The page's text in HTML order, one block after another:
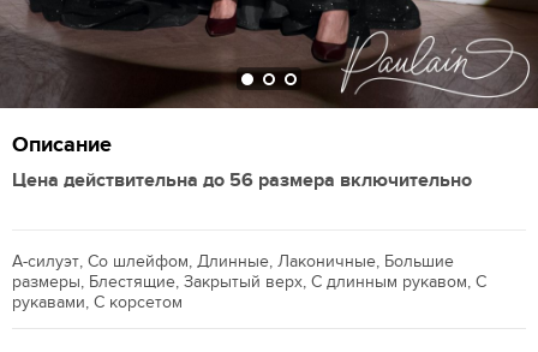
Описание
Цена действительна до 56 размера включительно
А-силуэт, Со шлейфом, Длинные, Лаконичные, Большие
размеры, Блестящие, Закрытый верх, С длинным рукавом, С
рукавами, С корсетом